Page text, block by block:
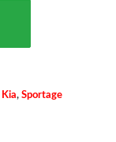
Kia, Sportage